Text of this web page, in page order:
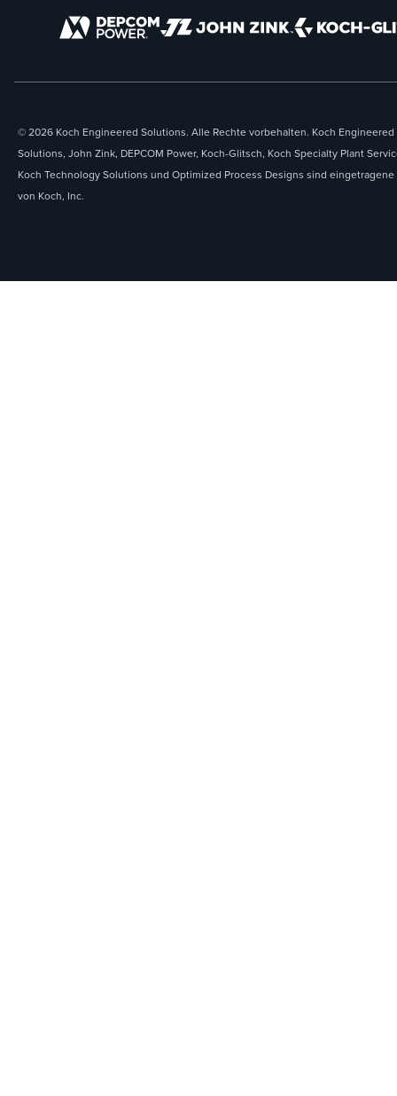
© 2026 Koch Engineered Solutions. Alle Rechte vorbehalten. Koch Engineered
Solutions, John Zink, DEPCOM Power, Koch-Glitsch, Koch Specialty Plant
Koch Technology Solutions und Optimized Process Designs sind eingetragene
von Koch, Inc.